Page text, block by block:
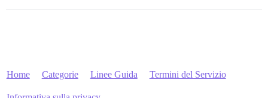
Home Categorie Linee Guida Termini del Servizio